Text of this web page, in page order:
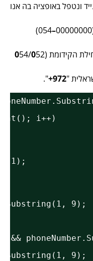
באופציה בה אנו
–
054)
הקידומת ( 054/052
"
972+
".
i++)
1);
9);
) &&
9);